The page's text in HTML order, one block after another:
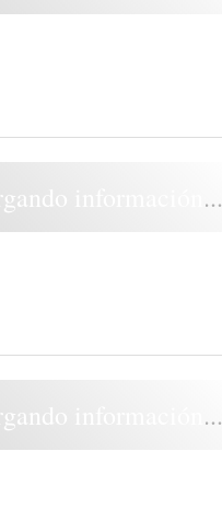
información...
información...